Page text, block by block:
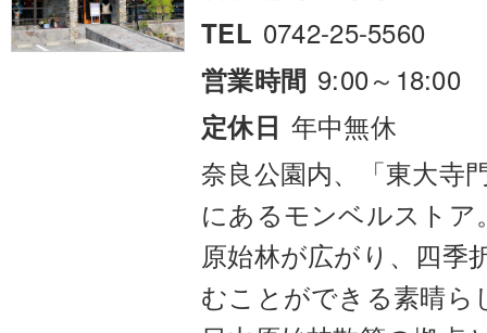
TEL 0742-25-5560
営業時間 9:00～18:00
定休日 年中無休
奈良公園内、「東大
にあるモンベルストア
原始林が広がり、四季
むことができる素晴ら